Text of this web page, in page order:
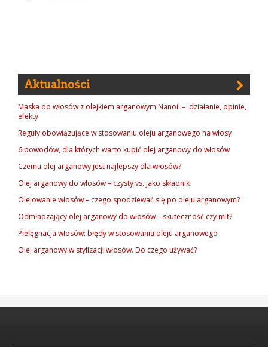
Aktualności
Maska do włosów z olejkiem arganowym Nanoil – działanie, opinie,
efekty
Reguły obowiązujące w stosowaniu oleju arganowego na włosy
6 powodów, dla których warto kupić olej arganowy do włosów
Czemu olej arganowy jest najlepszy dla włosów?
Olej arganowy do włosów – czysty vs. jako składnik
Olejowanie włosów – czego spodziewać się po oleju arganowym?
Odmładzający olej arganowy do włosów – skuteczność czy mit?
Pielęgnacja włosów: błędy w stosowaniu oleju arganowego
Olej arganowy w stylizacji włosów. Do czego używać?